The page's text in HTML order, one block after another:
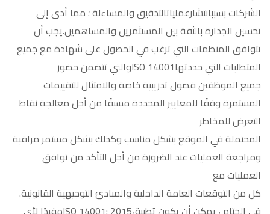
الشركات بسببانتشارعملياتالتدقيق والمساءلة ؛ مما أدى إلى
تحسين الجدارة بالثقة بين المستثمرين والمساهمين.يجب أن
تتوافق المنظمات التي ترغب في الحصول على شهادة مع جميع
المتطلبات التي حددتهاISO 14001والتي تتضمن حضور
جميع الموظفين فصول تدريبية خاصة والامتثال للتقييمات
المستمرة وفقًا للمعايير المحددة مسبقًا من أجل معالجة نقاط
التعرض للمخاطر
المحتملة في الموقع بشكل مناسب وكذلك بشكل مستمر مراقبة
ومراجعة العمليات عند الضرورة من أجل التأكد من توافق
العمليات مع
كل من التوقعات العامة الداخلية والمبادئ التوجيهية القانونية.